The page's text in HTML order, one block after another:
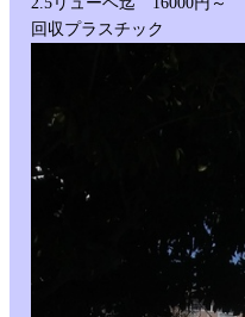
回収プラスチック